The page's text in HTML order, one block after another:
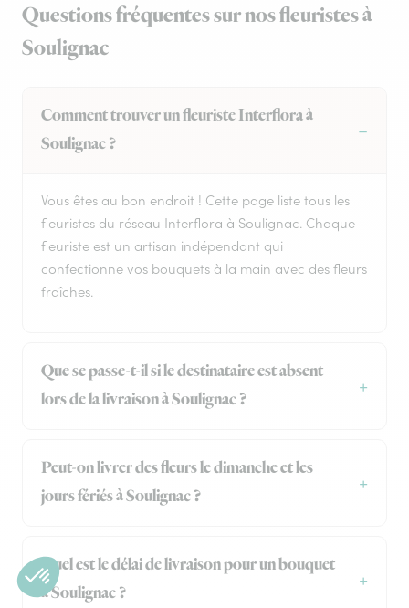
Questions fréquentes sur nos fleuristes à
Soulignac
Comment trouver un fleuriste Interflora à
Soulignac ?
Vous êtes au bon endroit ! Cette page liste tous les
fleuristes du réseau Interflora à Soulignac. Chaque
fleuriste est un artisan indépendant qui
confectionne vos bouquets à la main avec des fleurs
fraîches.
Que se passe-t-il si le destinataire est absent
lors de la livraison à Soulignac ?
Peut-on livrer des fleurs le dimanche et les
jours fériés à Soulignac ?
Quel est le délai de livraison pour un bouquet
à Soulignac ?